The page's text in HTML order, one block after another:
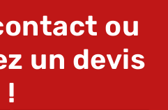
ou
un devis
!